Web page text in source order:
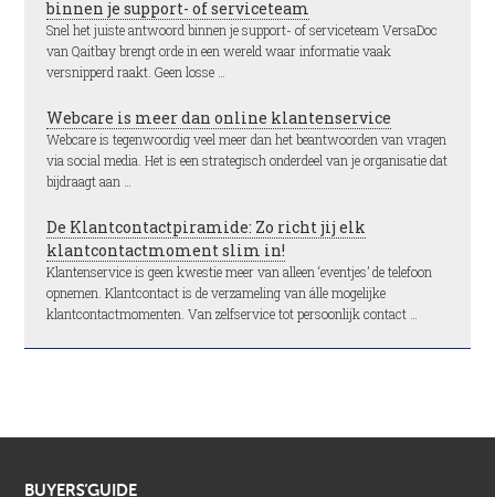
binnen je support- of serviceteam
Snel het juiste antwoord binnen je support- of serviceteam VersaDoc
van Qaitbay brengt orde in een wereld waar informatie vaak
versnipperd raakt. Geen losse …
Webcare is meer dan online klantenservice
Webcare is tegenwoordig veel meer dan het beantwoorden van vragen
via social media. Het is een strategisch onderdeel van je organisatie dat
bijdraagt aan …
De Klantcontactpiramide: Zo richt jij elk
klantcontactmoment slim in!
Klantenservice is geen kwestie meer van alleen ‘eventjes’ de telefoon
opnemen. Klantcontact is de verzameling van álle mogelijke
klantcontactmomenten. Van zelfservice tot persoonlijk contact …
BUYERS’GUIDE